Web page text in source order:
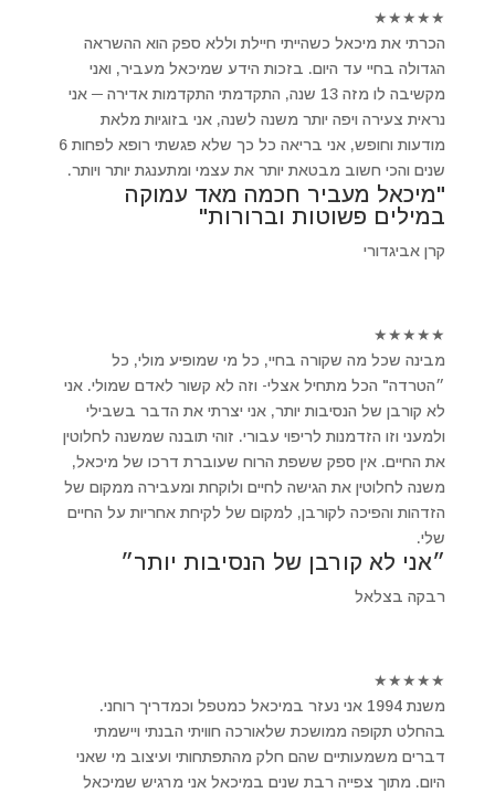
★
★
★
★
★
הכרתי את מיכאל כשהייתי חיילת וללא ספק הוא ההשראה
הגדולה בחיי עד היום. בזכות הידע שמיכאל מעביר, ואני
מקשיבה לו מזה 13 שנה, התקדמתי התקדמות אדירה ─ אני
נראית צעירה ויפה יותר משנה לשנה, אני בזוגיות מלאת
מודעות וחופש, אני בריאה כל כך שלא פגשתי רופא לפחות 6
שנים והכי חשוב מבטאת יותר את עצמי ומתענגת יותר ויותר.
"מיכאל מעביר חכמה מאד עמוקה
במילים פשוטות וברורות"
קרן אביגדורי
★
★
★
★
★
מבינה שכל מה שקורה בחיי, כל מי שמופיע מולי, כל
״הטרדה" הכל מתחיל אצלי- וזה לא קשור לאדם שמולי. אני
לא קורבן של הנסיבות יותר, אני יצרתי את הדבר בשבילי
ולמעני וזו הזדמנות לריפוי עבורי. זוהי תובנה שמשנה לחלוטין
את החיים. אין ספק ששפת הרוח שעוברת דרכו של מיכאל,
משנה לחלוטין את הגישה לחיים ולוקחת ומעבירה ממקום של
הזדהות והפיכה לקורבן, למקום של לקיחת אחריות על החיים
שלי.
״אני לא קורבן של הנסיבות יותר״
רבקה בצלאל
★
★
★
★
★
משנת 1994 אני נעזר במיכאל כמטפל וכמדריך רוחני.
בהחלט תקופה ממושכת שלאורכה חוויתי הבנתי ויישמתי
דברים משמעותיים שהם חלק מהתפתחותי ועיצוב מי שאני
היום. מתוך צפייה רבת שנים במיכאל אני מרגיש שמיכאל